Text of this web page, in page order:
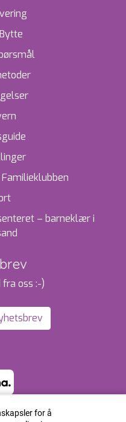
– barneklær i
oss :-)
for å